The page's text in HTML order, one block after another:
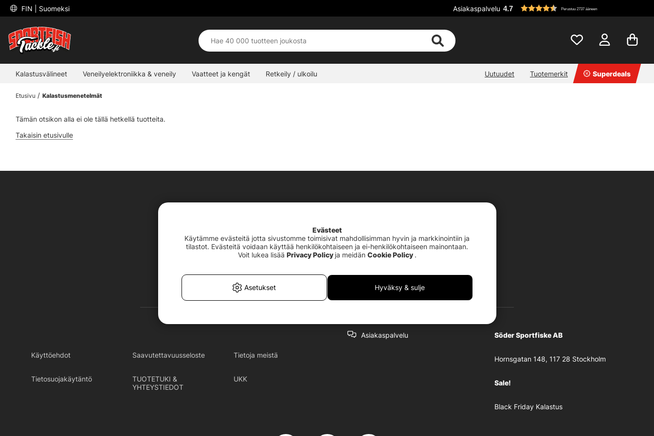
FIN | Suomeksi Asiakaspalvelu 4.7 Perustuu 2737 ääneen
Kalastusvälineet Veneilyelektroniikka & veneily Vaatteet ja kengät Retkeily / ulkoilu Uutuudet Tuotemerkit Superdeals
Etusivu Kalastusmenetelmät
Tämän otsikon alla ei ole tällä hetkellä tuotteita.
Takaisin etusivulle
Käyttöehdot Saavutettavuusseloste Tietoja meistä
Tietosuojakäytäntö
TUOTETUKI &
YHTEYSTIEDOT
UKK
Asiakaspalvelu Söder Sportfiske AB
Hornsgatan 148, 117 28 Stockholm
Sale!
Black Friday Kalastus
Evästeet
Käytämme evästeitä jotta sivustomme toimisivat mahdollisimman hyvin ja markkinointiin ja
tilastot. Evästeitä voidaan käyttää henkilökohtaiseen ja ei-henkilökohtaiseen mainontaan.
Voit lukea lisää Privacy Policy ja meidän Cookie Policy .
Asetukset Hyväksy & sulje